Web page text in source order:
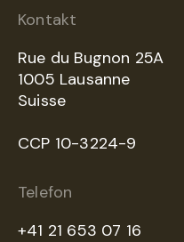
Kontakt
Rue du Bugnon 25A
1005 Lausanne
Suisse
CCP 10-3224-9
Telefon
+41 21 653 07 16